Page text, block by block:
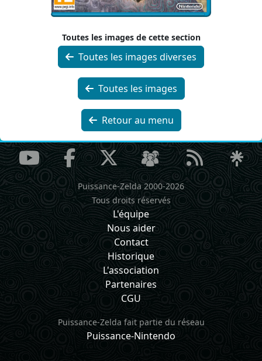
Toutes les images de cette section
Toutes les images diverses
Toutes les images
Retour au menu
Puissance-Zelda 2000-2026
Tous droits réservés
L'équipe
Nous aider
Contact
Historique
L'association
Partenaires
CGU
Puissance-Zelda fait partie du réseau
Puissance-Nintendo